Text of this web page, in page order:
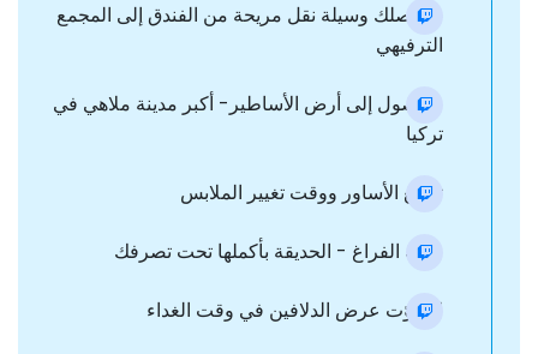
ستوصلك وسيلة نقل مريحة من الفندق إلى المجمع
الترفيهي
الوصول إلى أرض الأساطير- أكبر مدينة ملاهي في
تركيا
توزيع الأساور ووقت تغيير الملابس
وقت الفراغ - الحديقة بأكملها تحت تصرفك
لا تفوّت عرض الدلافين في وقت الغداء